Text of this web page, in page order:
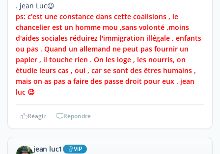
. jean Luc😉
ps: c'est une constance dans cette coalisions , le
chancelier est un homme mou ,sans volonté ,moins
d'aides sociales réduirez l'immigration illégale , enfants
ou pas . Quand un allemand ne peut pas fournir un
papier , il touche rien . On les loge , les nourris, on
étudie leurs cas , oui , car se sont des êtres humains ,
mais on as pas a faire des passe droit pour eux . jean
luc 😉
Réagir Répondre
jean luc1 ViP